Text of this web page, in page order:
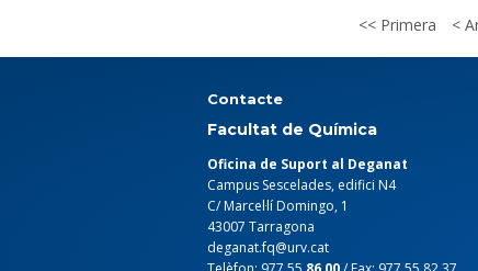
Primera
Contacte
Facultat de Química
Oficina de Suport al Deganat
Campus Sescelades, edifici N4
C/ Marcel·lí Domingo, 1
43007 Tarragona
deganat.fq@urv.cat